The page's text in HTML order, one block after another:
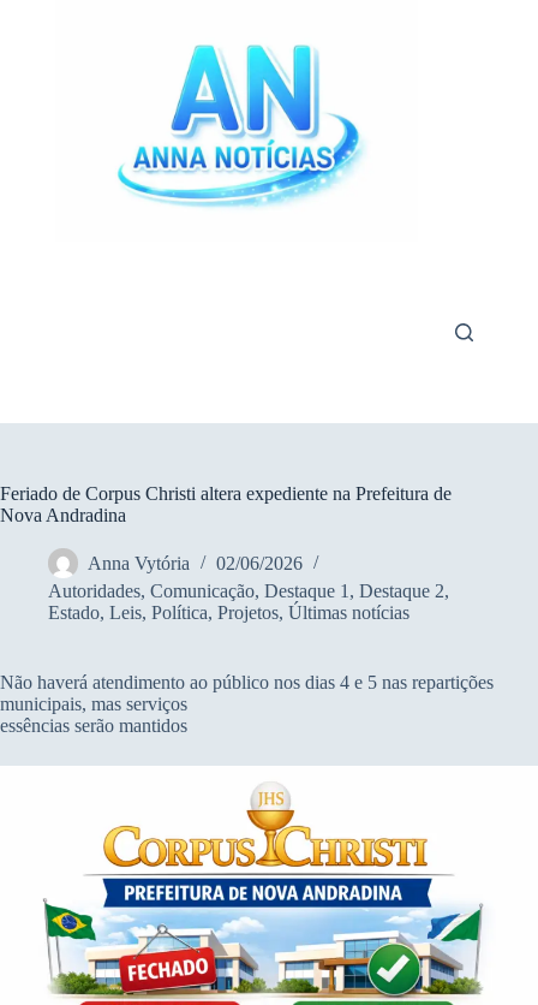
Feriado de Corpus Christi altera expediente na Prefeitura de
Nova Andradina
Anna Vytória
02/06/2026
Autoridades, Comunicação, Destaque 1 , Destaque 2,
Estado, Leis, Política, Projetos, Últimas notícias
Não haverá atendimento ao público nos dias 4 e 5 nas repartições
municipais, mas serviços
essências serão mantidos